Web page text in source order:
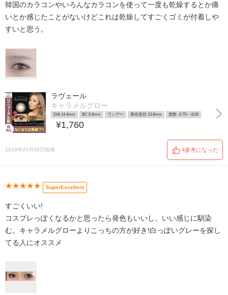
韓国のカラコンやいろんなカラコンを使って一度も乾燥するとか痛
いとか感じたことがないけどこれは乾燥してすごくゴミが付着しや
すいと思う。
ラヴェール
キャラメルグロー
DIA 14.4mm BC 8.9mm ワンデー 着色直径 13.8mm 度数 -0.75~ -8.00
¥1,760
2018年03月06日投稿 4参考になった
★★★★★ SuperExcellent
すごくいい!
コスプレっぽくなるかと思ったら発色もいいし、いい感じに馴染
む。キャラメルグローよりこっちの方が好き!白っぽいグレーを探し
てる人にオススメ